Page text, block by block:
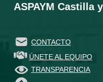
ASPAYM Castilla
CONTACTO
ÚNETE AL EQUIPO
TRANSPARENCIA